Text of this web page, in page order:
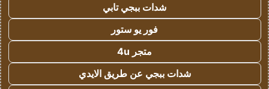
شدات ببجي تابي
فور يو ستور
متجر 4u
شدات ببجي عن طريق الايدي